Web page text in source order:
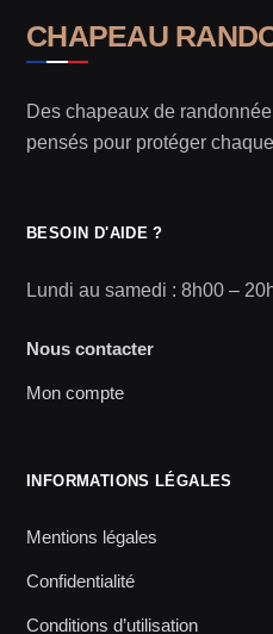
CHAPEAU
Des chapeaux de
pensés pour protéger
BESOIN D'AIDE ?
Lundi au samedi : 8h00 –
Nous contacter
Mon compte
INFORMATIONS LÉGALES
Mentions légales
Confidentialité
Conditions d’utilisation